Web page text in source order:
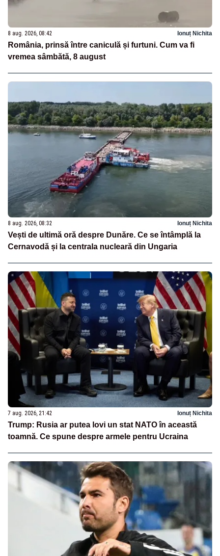
8 aug. 2026, 08:42 Ionuț Nichita
România, prinsă între caniculă și furtuni. Cum va fi
vremea sâmbătă, 8 august
8 aug. 2026, 08:32 Ionuț Nichita
Vești de ultimă oră despre Dunăre. Ce se întâmplă la
Cernavodă și la centrala nucleară din Ungaria
7 aug. 2026, 21:42 Ionuț Nichita
Trump: Rusia ar putea lovi un stat NATO în această
toamnă. Ce spune despre armele pentru Ucraina